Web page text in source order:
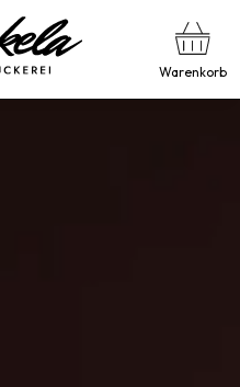
Warenkorb